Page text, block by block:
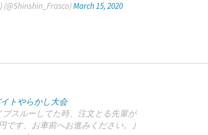
March 15, 2020
トやらかし大会
スルーしてた時、注文とる先輩が
です、お車前へお進みください。｣